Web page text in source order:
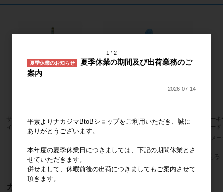
サンリオキャラクターズ ハローキテ
ィ 桜着物 マスコット
サンリオキャラクターズ ハンギョド
ン ふわくた ぬいぐるみ
ハロー
ンダー
メ
すべてのおすすめ商品を見る
カート
1 2
夏季休業のお知らせ
夏季休業の期間及び出荷業務のご
案内
2026-07-14
平素よりナカジマBtoBショップをご利用いただき、誠に
ありがとうございます。
本年度の夏季休業日につきましては、下記の期間休業とさ
せていただきます。
併せまして、休暇前後の出荷につきましてもご案内させて
頂きます。